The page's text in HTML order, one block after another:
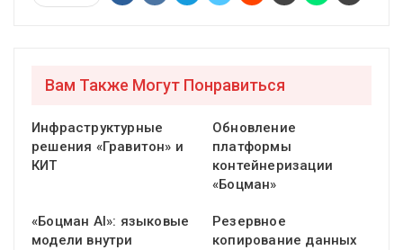
Вам Также Могут Понравиться
Инфраструктурные
решения «Гравитон» и
КИТ
Обновление
платформы
контейнеризации
«Боцман»
«Боцман AI»: языковые
модели внутри
Резервное
копирование данных